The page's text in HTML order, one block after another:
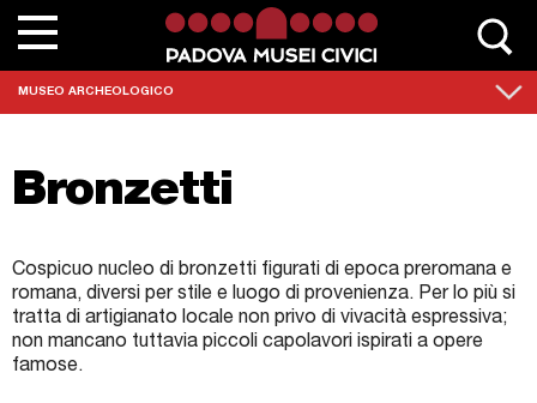
MUSEO ARCHEOLOGICO
Chi siamo
Musei
Scuole
Eventi e mostre
Bronzetti
Cospicuo nucleo di bronzetti figurati di epoca preromana e
romana, diversi per stile e luogo di provenienza. Per lo più si
tratta di artigianato locale non privo di vivacità espressiva;
non mancano tuttavia piccoli capolavori ispirati a opere
famose.